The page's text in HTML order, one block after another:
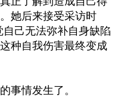
她后来接受采访时
己无法弥补自身缺陷
种自我伤害最终变成
事情发生了。